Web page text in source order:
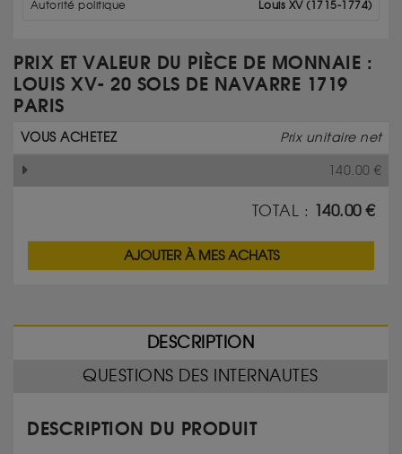
Autorité politique Louis XV (1715-1774)
PRIX ET VALEUR DU PIÈCE DE MONNAIE :
LOUIS XV- 20 SOLS DE NAVARRE 1719
PARIS
VOUS ACHETEZ Prix unitaire net
140.00 €
TOTAL : 140.00€
AJOUTER À MES ACHATS
DESCRIPTION
QUESTIONS DES INTERNAUTES
DESCRIPTION DU PRODUIT